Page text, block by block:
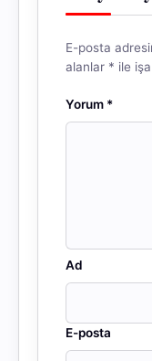
E-posta
alanlar * ile
Yorum *
Ad
E-posta